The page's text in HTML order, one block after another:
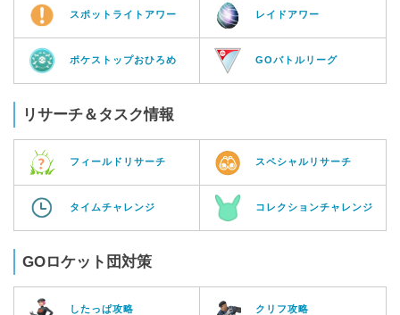
スポットライトアワー レイドアワー
ポケストップおひろめ GOバトルリーグ
リサーチ＆タスク情報
フィールドリサーチ スペシャルリサーチ
タイムチャレンジ コレクションチャレンジ
GOロケット団対策
したっぱ攻略 クリフ攻略